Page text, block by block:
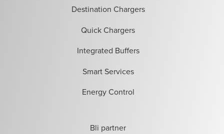
Destination Chargers
Quick Chargers
Integrated Buffers
Smart Services
Energy Control
Bli partner